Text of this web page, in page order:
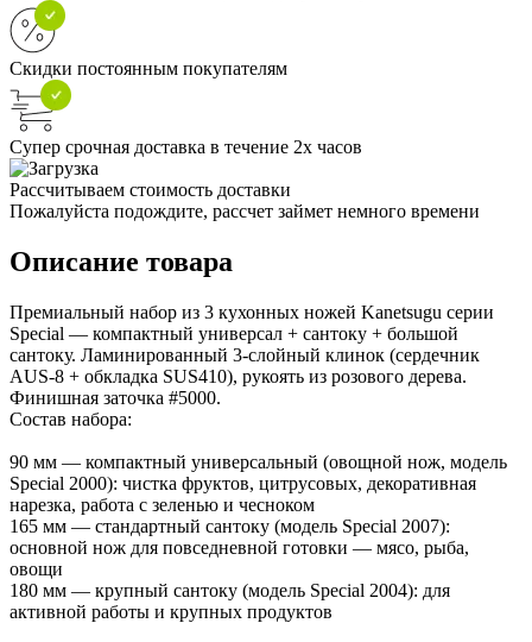
Скидки постоянным покупателям
Супер срочная доставка в течение 2х часов
Рассчитываем стоимость доставки
Пожалуйста подождите, рассчет займет немного времени
Описание товара
Премиальный набор из 3 кухонных ножей Kanetsugu серии
Special — компактный универсал + сантоку + большой
сантоку. Ламинированный 3-слойный клинок (сердечник
AUS-8 + обкладка SUS410), рукоять из розового дерева.
Финишная заточка #5000.
Состав набора:
90 мм — компактный универсальный (овощной нож, модель
Special 2000): чистка фруктов, цитрусовых, декоративная
нарезка, работа с зеленью и чесноком
165 мм — стандартный сантоку (модель Special 2007):
основной нож для повседневной готовки — мясо, рыба,
овощи
180 мм — крупный сантоку (модель Special 2004): для
активной работы и крупных продуктов